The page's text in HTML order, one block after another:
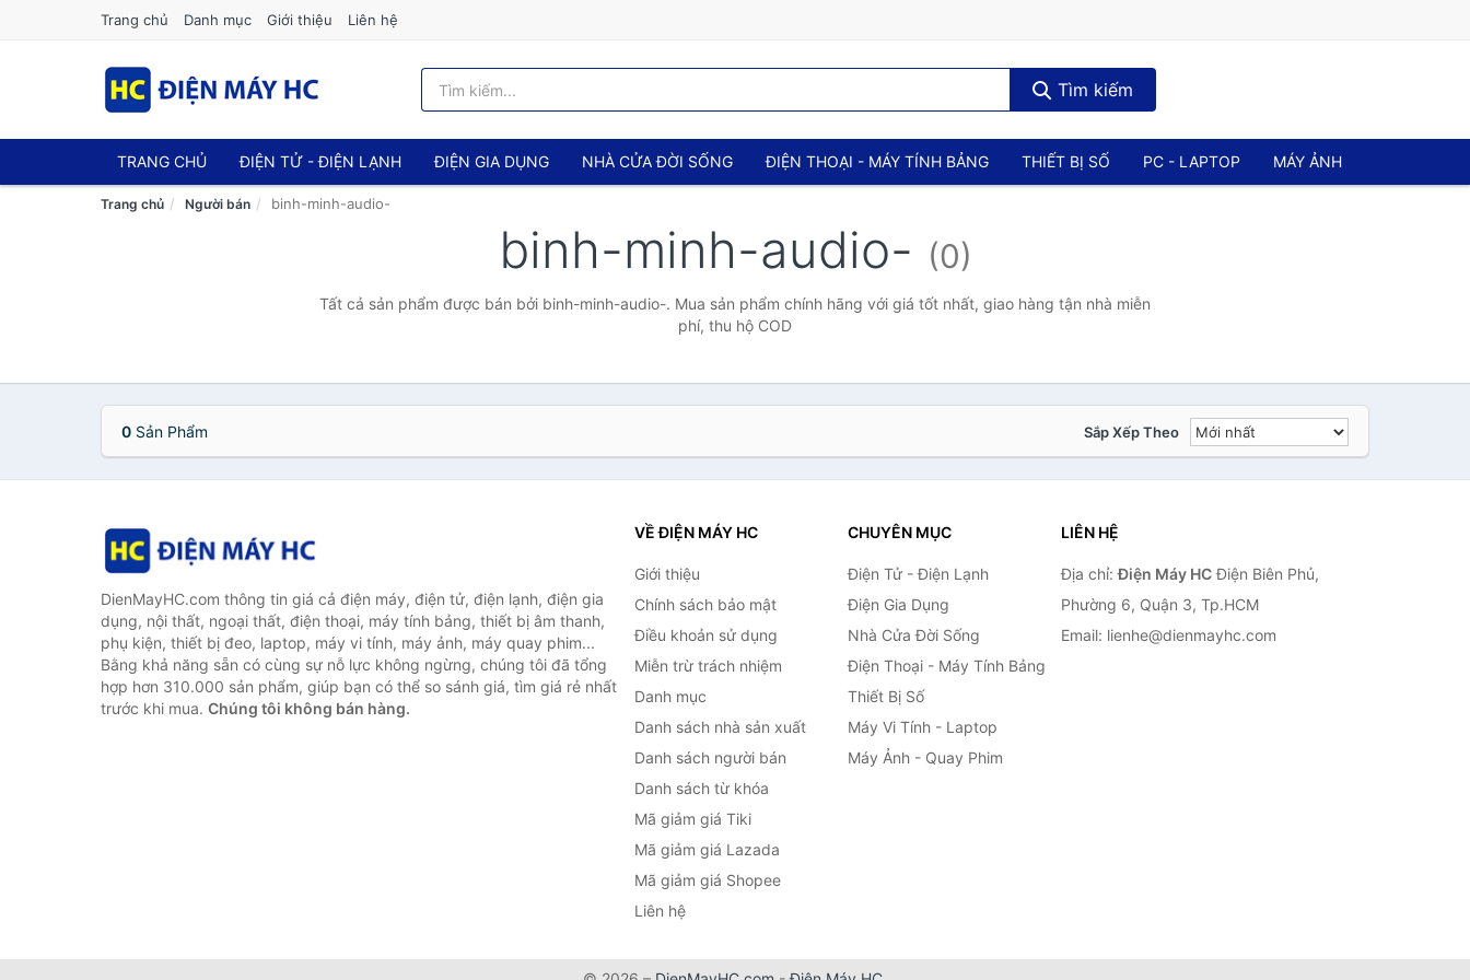
Trang chủ Danh mục Giới thiệu Liên hệ
Tìm kiếm
TRANG CHỦ ĐIỆN TỬ - ĐIỆN LẠNH ĐIỆN GIA DỤNG NHÀ CỬA ĐỜI SỐNG ĐIỆN THOẠI - MÁY TÍNH BẢNG THIẾT BỊ SỐ PC - LAPTOP MÁY ẢNH
Trang chủ Người bán binh-minh-audio-
binh-minh-audio- (0)
Tất cả sản phẩm được bán bởi binh-minh-audio-. Mua sản phẩm chính hãng với giá tốt nhất, giao hàng tận nhà miễn
phí, thu hộ COD
0 Sản Phẩm Sắp Xếp Theo
DienMayHC.com thông tin giá cả điện máy, điện tử, điện lạnh, điện gia
dụng, nội thất, ngoại thất, điện thoại, máy tính bảng, thiết bị âm thanh,
phụ kiện, thiết bị đeo, laptop, máy vi tính, máy ảnh, máy quay phim...
Bằng khả năng sẵn có cùng sự nỗ lực không ngừng, chúng tôi đã tổng
hợp hơn 310.000 sản phẩm, giúp bạn có thể so sánh giá, tìm giá rẻ nhất
trước khi mua. Chúng tôi không bán hàng.
VỀ ĐIỆN MÁY HC
Giới thiệu
Chính sách bảo mật
Điều khoản sử dụng
Miễn trừ trách nhiệm
Danh mục
Danh sách nhà sản xuất
Danh sách người bán
Danh sách từ khóa
Mã giảm giá Tiki
Mã giảm giá Lazada
Mã giảm giá Shopee
Liên hệ
CHUYÊN MỤC
Điện Tử - Điện Lạnh
Điện Gia Dụng
Nhà Cửa Đời Sống
Điện Thoại - Máy Tính Bảng
Thiết Bị Số
Máy Vi Tính - Laptop
Máy Ảnh - Quay Phim
LIÊN HỆ
Địa chỉ:Điện Máy HCĐiện Biên Phủ,
Phường 6, Quận 3, Tp.HCM
Email: lienhe@dienmayhc.com